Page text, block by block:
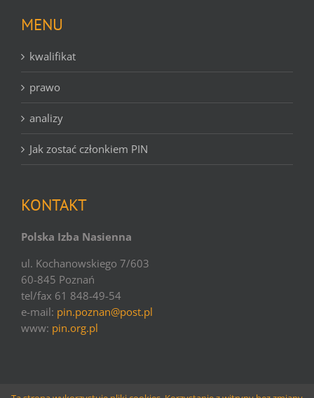
MENU
kwalifikat
prawo
analizy
Jak zostać członkiem PIN
KONTAKT
Polska Izba Nasienna
ul. Kochanowskiego 7/603
60-845 Poznań
tel/fax 61 848-49-54
e-mail: pin.poznan@post.pl
www: pin.org.pl